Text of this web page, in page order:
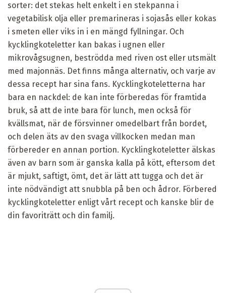
sorter: det stekas helt enkelt i en stekpanna i
vegetabilisk olja eller premarineras i sojasås eller kokas
i smeten eller viks in i en mängd fyllningar. Och
kycklingkoteletter kan bakas i ugnen eller
mikrovågsugnen, beströdda med riven ost eller utsmält
med majonnäs. Det finns många alternativ, och varje av
dessa recept har sina fans. Kycklingkoteletterna har
bara en nackdel: de kan inte förberedas för framtida
bruk, så att de inte bara för lunch, men också för
kvällsmat, när de försvinner omedelbart från bordet,
och delen äts av den svaga villkocken medan man
förbereder en annan portion. Kycklingkoteletter älskas
även av barn som är ganska kalla på kött, eftersom det
är mjukt, saftigt, ömt, det är lätt att tugga och det är
inte nödvändigt att snubbla på ben och ådror. Förbered
kycklingkoteletter enligt vårt recept och kanske blir de
din favoriträtt och din familj.